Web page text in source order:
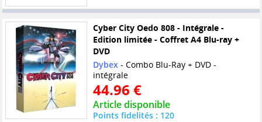
Cyber City Oedo 808 - Intégrale -
Edition limitée - Coffret A4 Blu-ray +
DVD
Dybex - Combo Blu-Ray + DVD -
intégrale
44.96 €
Article disponible
Points fidelités : 120